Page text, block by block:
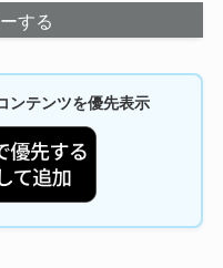
する
ンテンツを優先表示